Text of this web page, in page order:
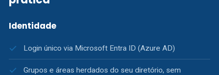
Identidade
Login único via Microsoft Entra ID (Azure AD)
Grupos e áreas herdados do seu diretório, sem